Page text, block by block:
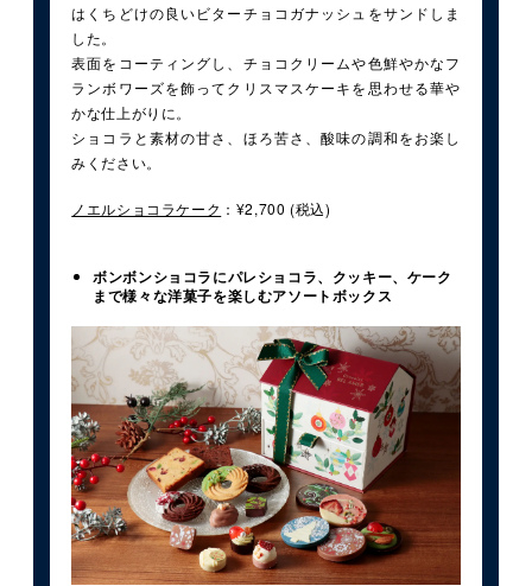
はくちどけの良いビターチョコガナッシュをサンドしま
した。
表面をコーティングし、チョコクリームや色鮮やかなフ
ランボワーズを飾ってクリスマスケーキを思わせる華や
かな仕上がりに。
ショコラと素材の甘さ、ほろ苦さ、酸味の調和をお楽し
みください。
ノエルショコラケーク ：¥2,700 (税込)
ボンボンショコラにパレショコラ、クッキー、ケーク
まで様々な洋菓子を楽しむアソートボックス